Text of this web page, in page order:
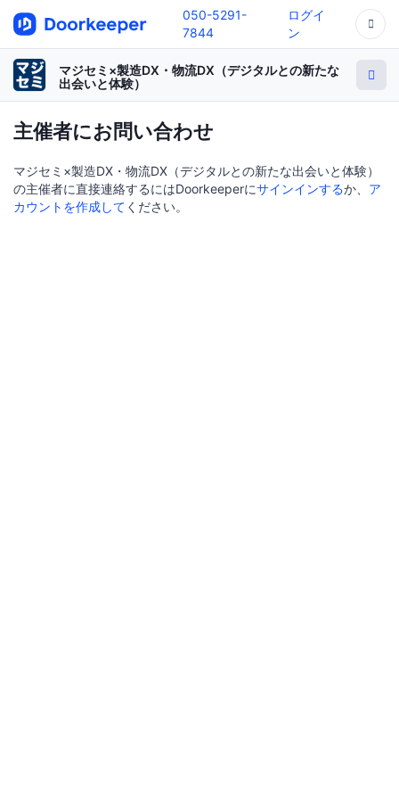
050-5291-
7844
ログイ
ン
マジセミ×製造DX・物流DX（デジタルとの新たな
出会いと体験）
主催者にお問い合わせ
マジセミ×製造DX・物流DX（デジタルとの新たな出会いと体験）
の主催者に直接連絡するにはDoorkeeperにサインインするか、 ア
カウントを作成して ください。